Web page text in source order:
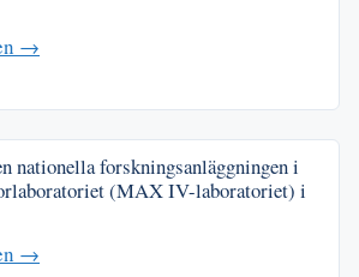
→
nationella forskningsanläggningen i
(MAX IV-laboratoriet) i
→